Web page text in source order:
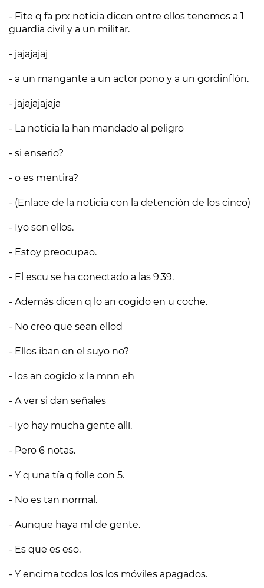
- Fite q fa prx noticia dicen entre ellos tenemos a 1
guardia civil y a un militar.
- jajajajaj
- a un mangante a un actor pono y a un gordinflón.
- jajajajajaja
- La noticia la han mandado al peligro
- si enserio?
- o es mentira?
- (Enlace de la noticia con la detención de los cinco)
- Iyo son ellos.
- Estoy preocupao.
- El escu se ha conectado a las 9.39.
- Además dicen q lo an cogido en u coche.
- No creo que sean ellod
- Ellos iban en el suyo no?
- los an cogido x la mnn eh
- A ver si dan señales
- Iyo hay mucha gente allí.
- Pero 6 notas.
- Y q una tía q folle con 5.
- No es tan normal.
- Aunque haya ml de gente.
- Es que es eso.
- Y encima todos los los móviles apagados.